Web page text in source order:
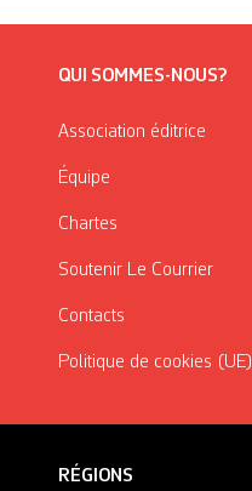
QUI SOMMES-NOUS?
Association éditrice
Équipe
Chartes
Soutenir Le Courrier
Contacts
Politique de cookies (UE)
RÉGIONS